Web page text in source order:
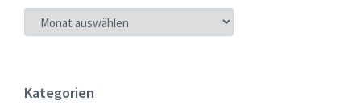
ARCHIV
Kategorien